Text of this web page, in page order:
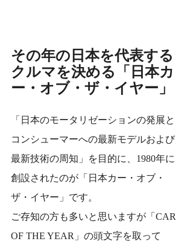
その年の日本を代表する
クルマを決める「日本カ
ー・オブ・ザ・イヤー」
「日本のモータリゼーションの発展と
コンシューマーへの最新モデルおよび
最新技術の周知」を目的に、1980年に
創設されたのが「日本カー・オブ・
ザ・イヤー」です。
ご存知の方も多いと思いますが「CAR
OF THE YEAR」の頭文字を取って